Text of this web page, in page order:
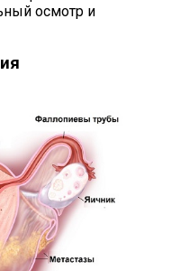
осмотр и